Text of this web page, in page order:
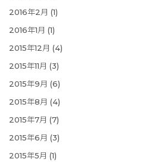
2016年2月 (1)
2016年1月 (1)
2015年12月 (4)
2015年11月 (3)
2015年9月 (6)
2015年8月 (4)
2015年7月 (7)
2015年6月 (3)
2015年5月 (1)